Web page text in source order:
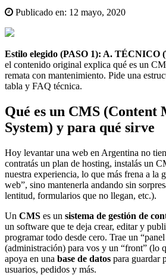
Publicado en: 12 mayo, 2020
Estilo elegido (PASO 1): A. TÉCNICO
el contenido original explica qué es un
remata con mantenimiento. Pide una
tabla y FAQ técnica.
Qué es un CMS (Content
System) y para qué sirve
Hoy levantar una web en Argentina no
contratás un plan de hosting, instalás un
nuestra experiencia, lo que más frena a la
web”, sino mantenerla andando sin
lentitud, formularios que no llegan, etc.).
Un CMS es un sistema de gestión de
un software que te deja crear, editar y
programar todo desde cero. Trae un
(administración) para vos y un “front” (lo
apoya en una base de datos para guardar
usuarios, pedidos y más.